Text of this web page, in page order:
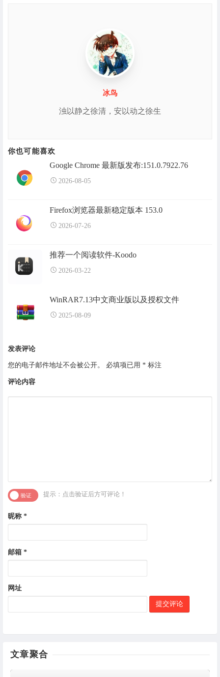
冰鸟
浊以静之徐清，安以动之徐生
你也可能喜欢
Google Chrome 最新版发布:151.0.7922.76
2026-08-05
Firefox浏览器最新稳定版本 153.0
2026-07-26
推荐一个阅读软件-Koodo
2026-03-22
WinRAR7.13中文商业版以及授权文件
2025-08-09
发表评论
您的电子邮件地址不会被公开。 必填项已用 * 标注
评论内容
提示：点击验证后方可评论！
昵称 *
邮箱 *
网址
文章聚合